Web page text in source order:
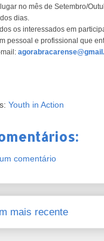
no mês de Setembro/
dias.
os interessados em
pessoal e profissional que
Youth in Action
comentário
mais recente